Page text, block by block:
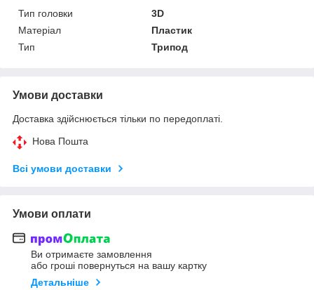
Тип головки
3D
Матеріал
Пластик
Тип
Трипод
Умови доставки
Доставка здійснюється тільки по передоплаті.
Нова Пошта
Всі умови доставки
Умови оплати
Ви отримаєте замовлення
або гроші повернуться на вашу картку
Детальніше